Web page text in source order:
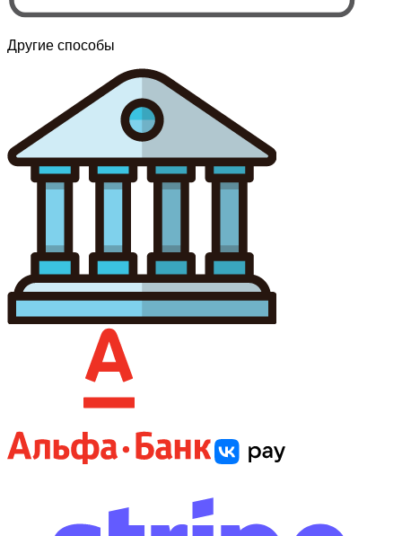
Другие способы